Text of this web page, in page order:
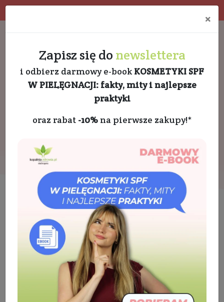
Kosmetyki Ciało
pod prysznic
Żel złuszczająco - regulujący do mycia
ciała z 5% kwasem glikolowym GLIC COOL BODY
×
Zapisz się do newslettera
i odbierz darmowy e-book KOSMETYKI SPF
W PIELĘGNACJI: fakty, mity i najlepsze
praktyki
oraz rabat -10%na pierwsze zakupy!*